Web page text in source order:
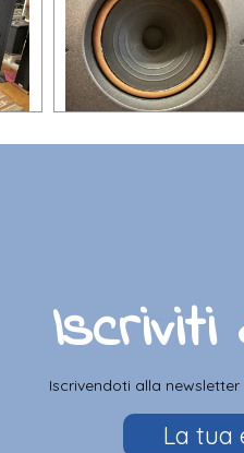
Iscrivendoti alla
La tua